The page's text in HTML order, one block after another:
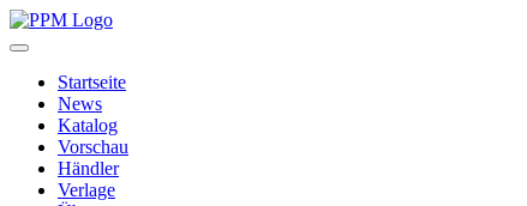
Startseite
News
Katalog
Vorschau
Händler
Verlage